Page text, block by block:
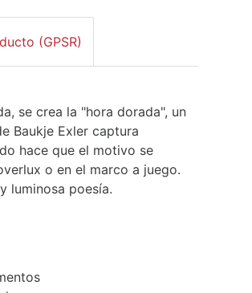
(GPSR)
se crea la "hora dorada", un
Baukje Exler captura
hace que el motivo se
o en el marco a juego.
luminosa poesía.